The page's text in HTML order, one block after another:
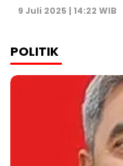
9 Juli 2025 | 14:22 WIB
POLITIK